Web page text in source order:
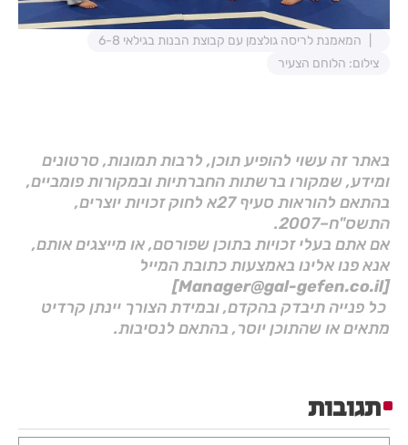
המאמנת לריסה גולצמן עם קבוצת הבנות בגילאי 6-8
צילום: הלוחם הצעיר
באתר זה עשוי להופיע תוכן, לרבות תמונות, סרטונים
ומידע, שמקורו ברשתות החברתיות ובמקורות פומביים,
בהתאם להוראות סעיף 27א לחוק זכויות יוצרים,
התשס"ח–2007.
אם אתם בעלי זכויות בתוכן שפורסם, או מייצגים אותם,
אנא פנו אלינו באמצעות כתובת המייל
[Manager@gal-gefen.co.il]
כל פנייה תיבדק בהקדם, ובמידת הצורך יינתן קרדיט
מתאים או שהתוכן יוסר, בהתאם לנסיבות.
תגובות